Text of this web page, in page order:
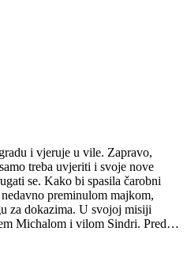
i vjeruje u vile. Zapravo,
treba uvjeriti i svoje nove
se. Kako bi spasila čarobni
preminulom majkom,
za dokazima. U svojoj misiji
Michalom i vilom Sindri. Pred…